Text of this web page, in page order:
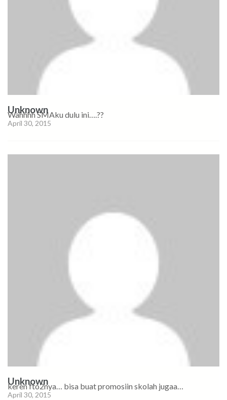
Unknown
April 30, 2015
Wahhhh SMAku dulu ini….??
Unknown
April 30, 2015
keren fto2nya… bisa buat promosiin skolah jugaa…